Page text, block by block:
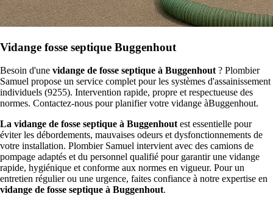
Vidange fosse septique Buggenhout
Besoin d'une vidange de fosse septique à Buggenhout ? Plombier
Samuel propose un service complet pour les systèmes d'assainissement
individuels (9255). Intervention rapide, propre et respectueuse des
normes. Contactez-nous pour planifier votre vidange àBuggenhout.
La vidange de fosse septique à Buggenhout est essentielle pour
éviter les débordements, mauvaises odeurs et dysfonctionnements de
votre installation. Plombier Samuel intervient avec des camions de
pompage adaptés et du personnel qualifié pour garantir une vidange
rapide, hygiénique et conforme aux normes en vigueur. Pour un
entretien régulier ou une urgence, faites confiance à notre expertise en
vidange de fosse septique à Buggenhout.